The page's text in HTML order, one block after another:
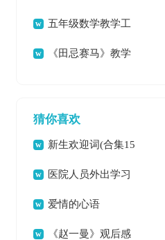
作总结五年级数学教学工
作总结(集锦15篇)
《田忌赛马》教学
猜你喜欢
新生欢迎词(合集15
篇) 医院人员外出学习
总结爱情的心语
《赵一曼》观后感